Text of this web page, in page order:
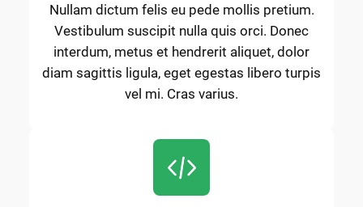
Nullam dictum felis eu pede mollis pretium.
Vestibulum suscipit nulla quis orci. Donec
interdum, metus et hendrerit aliquet, dolor
diam sagittis ligula, eget egestas libero turpis
vel mi. Cras varius.